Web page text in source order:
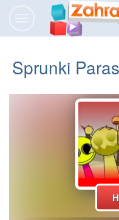
navigáciu
Sprunki